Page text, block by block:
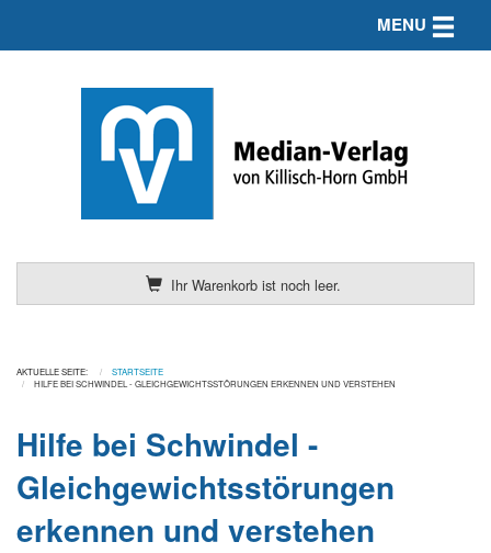
Ihr Warenkorb ist noch leer.
MENU Toggle
AKTUELLE SEITE:
STARTSEITE
HILFE BEI SCHWINDEL - GLEICHGEWICHTSSTÖRUNGEN ERKENNEN UND VERSTEHEN
Hilfe bei Schwindel -
Gleichgewichtsstörungen
erkennen und verstehen